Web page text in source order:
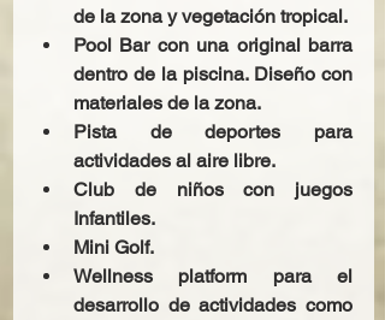
de la zona y vegetación tropical.
Pool Bar con una original barra
dentro de la piscina. Diseño con
materiales de la zona.
Pista de deportes para
actividades al aire libre.
Club de niños con juegos
Infantiles.
Mini Golf.
Wellness platform para el
desarrollo de actividades como